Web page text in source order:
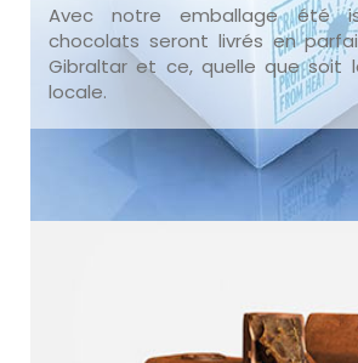
Avec notre emballage été
chocolats seront livrés en
Gibraltar et ce, quelle que soit
locale.